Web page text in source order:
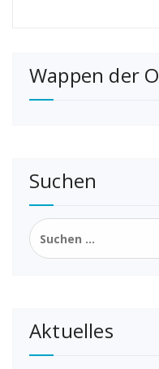
Wappen der
Suchen
Suchen
nach:
Aktuelles